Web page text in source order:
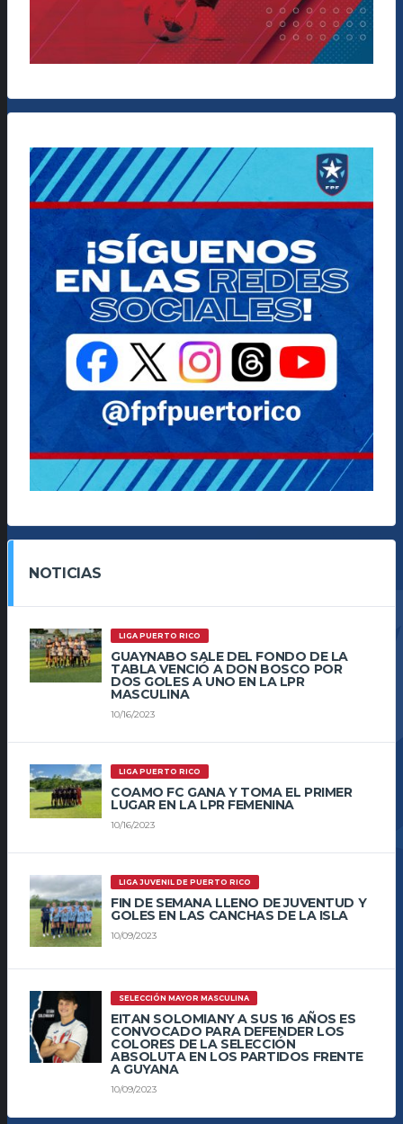
NOTICIAS
LIGA PUERTO RICO
GUAYNABO SALE DEL FONDO DE LA
TABLA VENCIÓ A DON BOSCO POR
DOS GOLES A UNO EN LA LPR
MASCULINA
10/16/2023
LIGA PUERTO RICO
COAMO FC GANA Y TOMA EL PRIMER
LUGAR EN LA LPR FEMENINA
10/16/2023
LIGA JUVENIL DE PUERTO RICO
FIN DE SEMANA LLENO DE JUVENTUD Y
GOLES EN LAS CANCHAS DE LA ISLA
10/09/2023
SELECCIÓN MAYOR MASCULINA
EITAN SOLOMIANY A SUS 16 AÑOS ES
CONVOCADO PARA DEFENDER LOS
COLORES DE LA SELECCIÓN
ABSOLUTA EN LOS PARTIDOS FRENTE
A GUYANA
10/09/2023